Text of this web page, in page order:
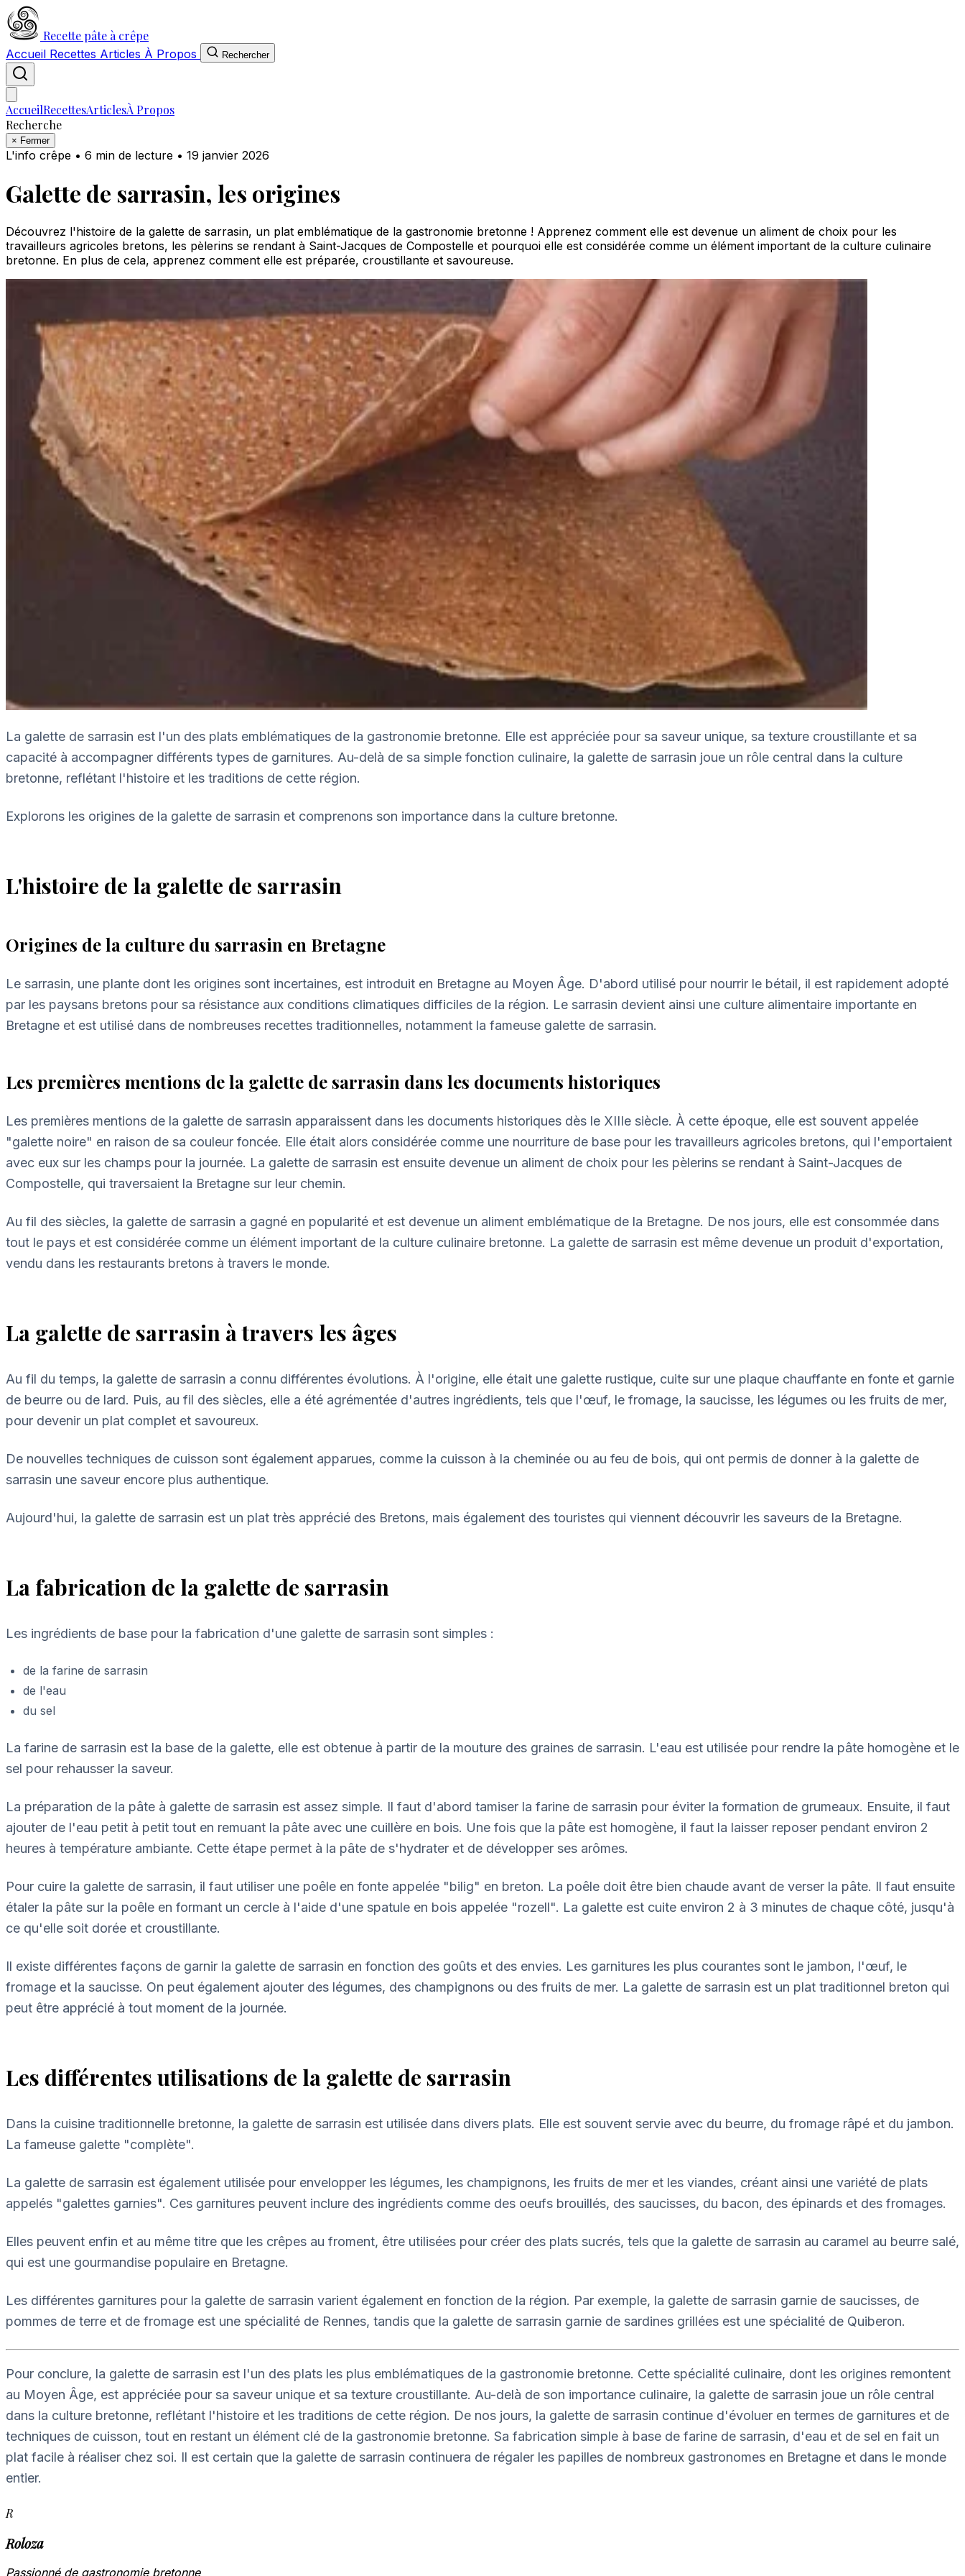
Recette pâte à crêpe
Accueil Recettes Articles À Propos Rechercher
AccueilRecettesArticlesÀ Propos
Recherche
× Fermer
L'info crêpe • 6 min de lecture • 19 janvier 2026
Galette de sarrasin, les origines
Découvrez l'histoire de la galette de sarrasin, un plat emblématique de la gastronomie bretonne ! Apprenez comment elle est devenue un aliment de choix pour les
travailleurs agricoles bretons, les pèlerins se rendant à Saint-Jacques de Compostelle et pourquoi elle est considérée comme un élément important de la culture culinaire
bretonne. En plus de cela, apprenez comment elle est préparée, croustillante et savoureuse.
La galette de sarrasin est l'un des plats emblématiques de la gastronomie bretonne. Elle est appréciée pour sa saveur unique, sa texture croustillante et sa
capacité à accompagner différents types de garnitures. Au-delà de sa simple fonction culinaire, la galette de sarrasin joue un rôle central dans la culture
bretonne, reflétant l'histoire et les traditions de cette région.
Explorons les origines de la galette de sarrasin et comprenons son importance dans la culture bretonne.
L'histoire de la galette de sarrasin
Origines de la culture du sarrasin en Bretagne
Le sarrasin, une plante dont les origines sont incertaines, est introduit en Bretagne au Moyen Âge. D'abord utilisé pour nourrir le bétail, il est rapidement adopté
par les paysans bretons pour sa résistance aux conditions climatiques difficiles de la région. Le sarrasin devient ainsi une culture alimentaire importante en
Bretagne et est utilisé dans de nombreuses recettes traditionnelles, notamment la fameuse galette de sarrasin.
Les premières mentions de la galette de sarrasin dans les documents historiques
Les premières mentions de la galette de sarrasin apparaissent dans les documents historiques dès le XIIIe siècle. À cette époque, elle est souvent appelée
"galette noire" en raison de sa couleur foncée. Elle était alors considérée comme une nourriture de base pour les travailleurs agricoles bretons, qui l'emportaient
avec eux sur les champs pour la journée. La galette de sarrasin est ensuite devenue un aliment de choix pour les pèlerins se rendant à Saint-Jacques de
Compostelle, qui traversaient la Bretagne sur leur chemin.
Au fil des siècles, la galette de sarrasin a gagné en popularité et est devenue un aliment emblématique de la Bretagne. De nos jours, elle est consommée dans
tout le pays et est considérée comme un élément important de la culture culinaire bretonne. La galette de sarrasin est même devenue un produit d'exportation,
vendu dans les restaurants bretons à travers le monde.
La galette de sarrasin à travers les âges
Au fil du temps, la galette de sarrasin a connu différentes évolutions. À l'origine, elle était une galette rustique, cuite sur une plaque chauffante en fonte et garnie
de beurre ou de lard. Puis, au fil des siècles, elle a été agrémentée d'autres ingrédients, tels que l'œuf, le fromage, la saucisse, les légumes ou les fruits de mer,
pour devenir un plat complet et savoureux.
De nouvelles techniques de cuisson sont également apparues, comme la cuisson à la cheminée ou au feu de bois, qui ont permis de donner à la galette de
sarrasin une saveur encore plus authentique.
Aujourd'hui, la galette de sarrasin est un plat très apprécié des Bretons, mais également des touristes qui viennent découvrir les saveurs de la Bretagne.
La fabrication de la galette de sarrasin
Les ingrédients de base pour la fabrication d'une galette de sarrasin sont simples :
de la farine de sarrasin
de l'eau
du sel
La farine de sarrasin est la base de la galette, elle est obtenue à partir de la mouture des graines de sarrasin. L'eau est utilisée pour rendre la pâte homogène et le
sel pour rehausser la saveur.
La préparation de la pâte à galette de sarrasin est assez simple. Il faut d'abord tamiser la farine de sarrasin pour éviter la formation de grumeaux. Ensuite, il faut
ajouter de l'eau petit à petit tout en remuant la pâte avec une cuillère en bois. Une fois que la pâte est homogène, il faut la laisser reposer pendant environ 2
heures à température ambiante. Cette étape permet à la pâte de s'hydrater et de développer ses arômes.
Pour cuire la galette de sarrasin, il faut utiliser une poêle en fonte appelée "bilig" en breton. La poêle doit être bien chaude avant de verser la pâte. Il faut ensuite
étaler la pâte sur la poêle en formant un cercle à l'aide d'une spatule en bois appelée "rozell". La galette est cuite environ 2 à 3 minutes de chaque côté, jusqu'à
ce qu'elle soit dorée et croustillante.
Il existe différentes façons de garnir la galette de sarrasin en fonction des goûts et des envies. Les garnitures les plus courantes sont le jambon, l'œuf, le
fromage et la saucisse. On peut également ajouter des légumes, des champignons ou des fruits de mer. La galette de sarrasin est un plat traditionnel breton qui
peut être apprécié à tout moment de la journée.
Les différentes utilisations de la galette de sarrasin
Dans la cuisine traditionnelle bretonne, la galette de sarrasin est utilisée dans divers plats. Elle est souvent servie avec du beurre, du fromage râpé et du jambon.
La fameuse galette "complète".
La galette de sarrasin est également utilisée pour envelopper les légumes, les champignons, les fruits de mer et les viandes, créant ainsi une variété de plats
appelés "galettes garnies". Ces garnitures peuvent inclure des ingrédients comme des oeufs brouillés, des saucisses, du bacon, des épinards et des fromages.
Elles peuvent enfin et au même titre que les crêpes au froment, être utilisées pour créer des plats sucrés, tels que la galette de sarrasin au caramel au beurre salé,
qui est une gourmandise populaire en Bretagne.
Les différentes garnitures pour la galette de sarrasin varient également en fonction de la région. Par exemple, la galette de sarrasin garnie de saucisses, de
pommes de terre et de fromage est une spécialité de Rennes, tandis que la galette de sarrasin garnie de sardines grillées est une spécialité de Quiberon.
Pour conclure, la galette de sarrasin est l'un des plats les plus emblématiques de la gastronomie bretonne. Cette spécialité culinaire, dont les origines remontent
au Moyen Âge, est appréciée pour sa saveur unique et sa texture croustillante. Au-delà de son importance culinaire, la galette de sarrasin joue un rôle central
dans la culture bretonne, reflétant l'histoire et les traditions de cette région. De nos jours, la galette de sarrasin continue d'évoluer en termes de garnitures et de
techniques de cuisson, tout en restant un élément clé de la gastronomie bretonne. Sa fabrication simple à base de farine de sarrasin, d'eau et de sel en fait un
plat facile à réaliser chez soi. Il est certain que la galette de sarrasin continuera de régaler les papilles de nombreux gastronomes en Bretagne et dans le monde
entier.
R
Roloza
Passionné de gastronomie bretonne